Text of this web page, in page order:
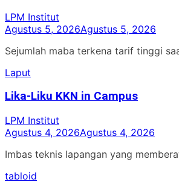
LPM Institut
Agustus 5, 2026Agustus 5, 2026
Sejumlah maba terkena tarif tinggi
Laput
Lika-Liku KKN in Campus
LPM Institut
Agustus 4, 2026Agustus 4, 2026
Imbas teknis lapangan yang
tabloid